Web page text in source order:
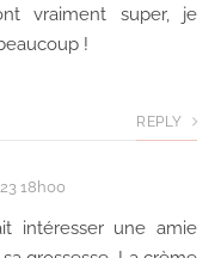
vraiment super, je
!
REPLY
18h00
intéresser une amie